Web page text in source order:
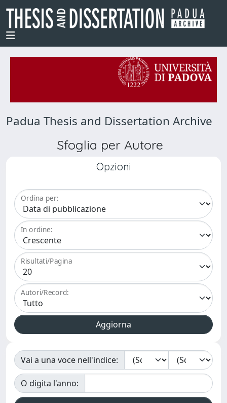
Padua Thesis and Dissertation Archive
Sfoglia per Autore
Opzioni
Ordina per:
In ordine:
Risultati/Pagina
Autori/Record:
Vai a una voce nell'indice:
O digita l'anno: